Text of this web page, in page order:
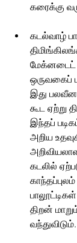
கரைக்கு
கடல்வாழ்
மேக்னடைட்
ஒருவகைப்
இது
கூட ஏற்று
இந்தப்
அறிய
கடலில்
திறன்
வந்துவிடும்.